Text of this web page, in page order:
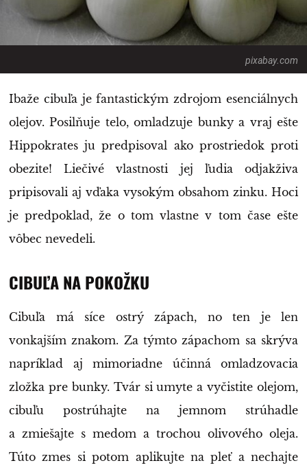
pixabay.com
Ibaže cibuľa je fantastickým zdrojom esenciálnych
olejov. Posilňuje telo, omladzuje bunky a vraj ešte
Hippokrates ju predpisoval ako prostriedok proti
obezite! Liečivé vlastnosti jej ľudia odjakživa
pripisovali aj vďaka vysokým obsahom zinku. Hoci
je predpoklad, že o tom vlastne v tom čase ešte
vôbec nevedeli.
CIBUĽA NA POKOŽKU
Cibuľa má síce ostrý zápach, no ten je len
vonkajším znakom. Za týmto zápachom sa skrýva
napríklad aj mimoriadne účinná omladzovacia
zložka pre bunky. Tvár si umyte a vyčistite olejom,
cibuľu postrúhajte na jemnom strúhadle
a zmiešajte s medom a trochou olivového oleja.
Túto zmes si potom aplikujte na pleť a nechajte